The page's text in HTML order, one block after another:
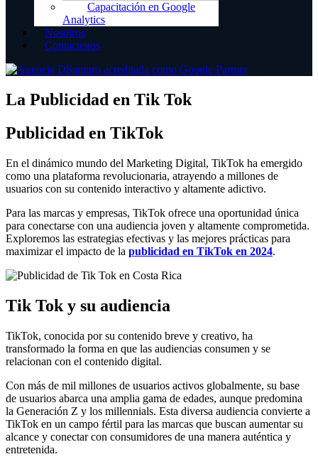
Capacitación en Google
Analytics
Nosotros
Contactenos
La Publicidad en Tik Tok
Publicidad en TikTok
En el dinámico mundo del Marketing Digital, TikTok ha emergido
como una plataforma revolucionaria, atrayendo a millones de
usuarios con su contenido interactivo y altamente adictivo.
Para las marcas y empresas, TikTok ofrece una oportunidad única
para conectarse con una audiencia joven y altamente comprometida.
Exploremos las estrategias efectivas y las mejores prácticas para
maximizar el impacto de la publicidad en TikTok en 2024.
Tik Tok y su audiencia
TikTok, conocida por su contenido breve y creativo, ha
transformado la forma en que las audiencias consumen y se
relacionan con el contenido digital.
Con más de mil millones de usuarios activos globalmente, su base
de usuarios abarca una amplia gama de edades, aunque predomina
la Generación Z y los millennials. Esta diversa audiencia convierte a
TikTok en un campo fértil para las marcas que buscan aumentar su
alcance y conectar con consumidores de una manera auténtica y
entretenida.